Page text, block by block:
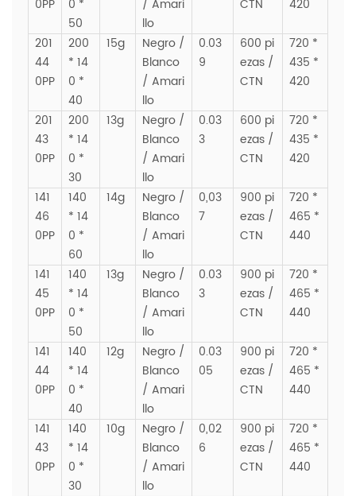
0PP
0 *
50
/ Amari
llo
CTN
420
201
44
0PP
200
* 14
0 *
40
15g
Negro /
Blanco
/ Amari
llo
0.03
9
600 pi
ezas /
CTN
720 *
435 *
420
201
43
0PP
200
* 14
0 *
30
13g
Negro /
Blanco
/ Amari
llo
0.03
3
600 pi
ezas /
CTN
720 *
435 *
420
141
46
0PP
140
* 14
0 *
60
14g
Negro /
Blanco
/ Amari
llo
0,03
7
900 pi
ezas /
CTN
720 *
465 *
440
141
45
0PP
140
* 14
0 *
50
13g
Negro /
Blanco
/ Amari
llo
0.03
3
900 pi
ezas /
CTN
720 *
465 *
440
141
44
0PP
140
* 14
0 *
40
12g
Negro /
Blanco
/ Amari
llo
0.03
05
900 pi
ezas /
CTN
720 *
465 *
440
141
43
0PP
140
* 14
0 *
30
10g
Negro /
Blanco
/ Amari
llo
0,02
6
900 pi
ezas /
CTN
720 *
465 *
440